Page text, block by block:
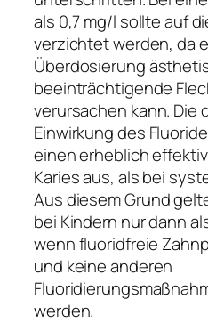
als 0,7 mg/l sollte auf
verzichtet werden, da
Überdosierung
beeinträchtigende
verursachen kann. Die
Einwirkung des
einen erheblich
Karies aus, als bei
Aus diesem Grund
bei Kindern nur dann
wenn fluoridfreie
und keine anderen
werden.